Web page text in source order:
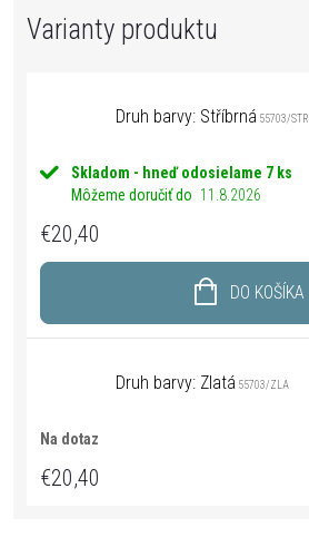
Druh barvy: Stříbrná 55703/STR
Skladom - hneď odosielame 7 ks
Môžeme doručiť do 11.8.2026
€20,40
DO KOŠÍKA
Druh barvy: Zlatá 55703/ZLA
Na dotaz
€20,40